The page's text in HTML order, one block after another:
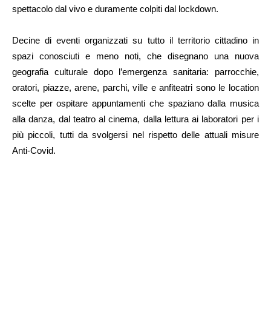
spettacolo dal vivo e duramente colpiti dal lockdown.
Decine di eventi organizzati su tutto il territorio cittadino in
spazi conosciuti e meno noti, che disegnano una nuova
geografia culturale dopo l’emergenza sanitaria: parrocchie,
oratori, piazze, arene, parchi, ville e anfiteatri sono le location
scelte per ospitare appuntamenti che spaziano dalla musica
alla danza, dal teatro al cinema, dalla lettura ai laboratori per i
più piccoli, tutti da svolgersi nel rispetto delle attuali misure
Anti-Covid.